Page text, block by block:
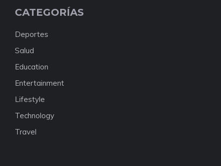
CATEGORÍAS
Deportes
Salud
Education
Entertainment
Lifestyle
Technology
Travel